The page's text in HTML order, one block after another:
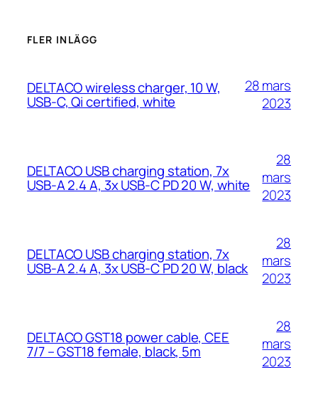
FLER INLÄGG
DELTACO wireless charger, 10 W,
USB-C, Qi certified, white
28 mars
2023
DELTACO USB charging station, 7x
USB-A 2.4 A, 3x USB-C PD 20 W, white
28
mars
2023
DELTACO USB charging station, 7x
USB-A 2.4 A, 3x USB-C PD 20 W, black
28
mars
2023
DELTACO GST18 power cable, CEE
7/7 – GST18 female, black, 5m
28
mars
2023